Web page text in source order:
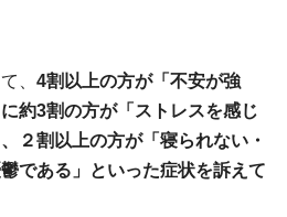
、 4割以上の方が「不安が強
約3割の方が「ストレスを感じ
２割以上の方が「寝られない・
である」といった症状を訴えて